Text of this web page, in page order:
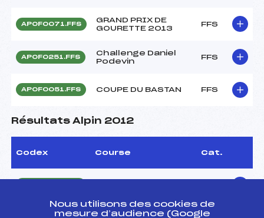
APOF0071.FFS
GRAND PRIX DE
GOURETTE 2013
FFS
APOF0251.FFS
Challenge Daniel
Podevin
FFS
APOF0051.FFS COUPE DU BASTAN FFS
Résultats Alpin 2012
Codex Course Cat.
Championnats des
Nous utilisons des cookies de
mesure d’audience (Google